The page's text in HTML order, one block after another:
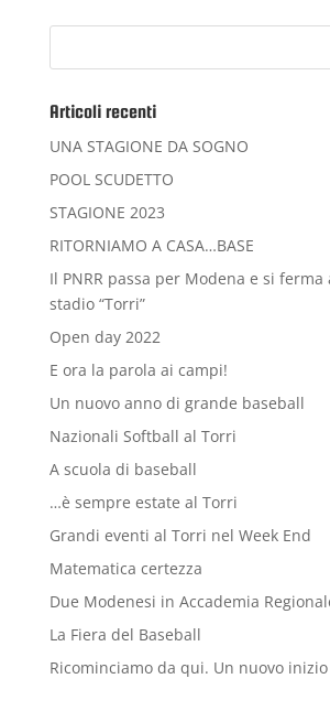
Articoli recenti
UNA STAGIONE DA SOGNO
POOL SCUDETTO
STAGIONE 2023
RITORNIAMO A CASA…BASE
Il PNRR passa per Modena e si ferma
stadio “Torri”
Open day 2022
E ora la parola ai campi!
Un nuovo anno di grande baseball
Nazionali Softball al Torri
A scuola di baseball
…è sempre estate al Torri
Grandi eventi al Torri nel Week End
Matematica certezza
Due Modenesi in Accademia
La Fiera del Baseball
Ricominciamo da qui. Un nuovo inizio